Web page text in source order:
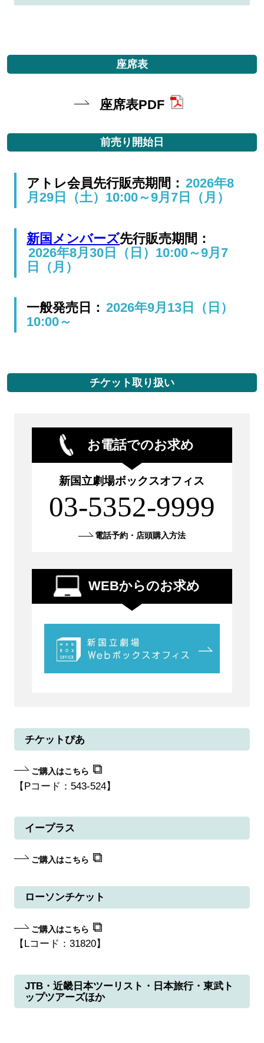
座席表
座席表PDF
前売り開始日
アトレ会員先行販売期間： 2026年8
月29日（土）10:00～9月7日（月）
新国メンバーズ先行販売期間：
2026年8月30日（日）10:00～9月7
日（月）
一般発売日： 2026年9月13日（日）
10:00～
チケット取り扱い
お電話でのお求め
新国立劇場ボックスオフィス
03-5352-9999
電話予約・店頭購入方法
WEBからのお求め
チケットぴあ
ご購入はこちら
【Pコード：543-524】
イープラス
ご購入はこちら
ローソンチケット
ご購入はこちら
【Lコード：31820】
JTB・近畿日本ツーリスト・日本旅行・東武ト
ップツアーズほか